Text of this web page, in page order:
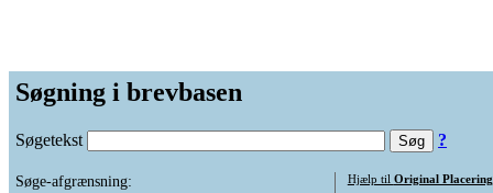
Søgning i brevbasen
Søgetekst ?
Søge-afgrænsning:
Hjælp til Original Placering